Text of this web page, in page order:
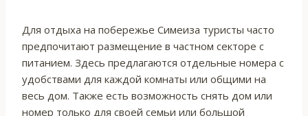
Для отдыха на побережье Симеиза туристы часто
предпочитают размещение в частном секторе с
питанием. Здесь предлагаются отдельные номера с
удобствами для каждой комнаты или общими на
весь дом. Также есть возможность снять дом или
номер только для своей семьи или большой